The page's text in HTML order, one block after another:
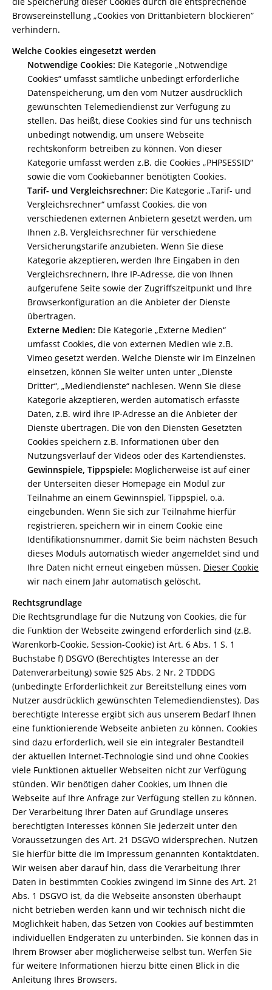
Browsereinstellung „Cookies von Drittanbietern blockieren”
verhindern.
Welche Cookies eingesetzt werden
Notwendige Cookies: Die Kategorie „Notwendige
Cookies“ umfasst sämtliche unbedingt erforderliche
Datenspeicherung, um den vom Nutzer ausdrücklich
gewünschten Telemediendienst zur Verfügung zu
stellen. Das heißt, diese Cookies sind für uns technisch
unbedingt notwendig, um unsere Webseite
rechtskonform betreiben zu können. Von dieser
Kategorie umfasst werden z.B. die Cookies „PHPSESSID“
sowie die vom Cookiebanner benötigten Cookies.
Tarif- und Vergleichsrechner: Die Kategorie „Tarif- und
Vergleichsrechner“ umfasst Cookies, die von
verschiedenen externen Anbietern gesetzt werden, um
Ihnen z.B. Vergleichsrechner für verschiedene
Versicherungstarife anzubieten. Wenn Sie diese
Kategorie akzeptieren, werden Ihre Eingaben in den
Vergleichsrechnern, Ihre IP-Adresse, die von Ihnen
aufgerufene Seite sowie der Zugriffszeitpunkt und Ihre
Browserkonfiguration an die Anbieter der Dienste
übertragen.
Externe Medien: Die Kategorie „Externe Medien“
umfasst Cookies, die von externen Medien wie z.B.
Vimeo gesetzt werden. Welche Dienste wir im Einzelnen
einsetzen, können Sie weiter unten unter „Dienste
Dritter“, „Mediendienste“ nachlesen. Wenn Sie diese
Kategorie akzeptieren, werden automatisch erfasste
Daten, z.B. wird ihre IP-Adresse an die Anbieter der
Dienste übertragen. Die von den Diensten Gesetzten
Cookies speichern z.B. Informationen über den
Nutzungsverlauf der Videos oder des Kartendienstes.
Gewinnspiele, Tippspiele: Möglicherweise ist auf einer
der Unterseiten dieser Homepage ein Modul zur
Teilnahme an einem Gewinnspiel, Tippspiel, o.ä.
eingebunden. Wenn Sie sich zur Teilnahme hierfür
registrieren, speichern wir in einem Cookie eine
Identifikationsnummer, damit Sie beim nächsten Besuch
dieses Moduls automatisch wieder angemeldet sind und
Ihre Daten nicht erneut eingeben müssen. Dieser Cookie
wir nach einem Jahr automatisch gelöscht.
Rechtsgrundlage
Die Rechtsgrundlage für die Nutzung von Cookies, die für
die Funktion der Webseite zwingend erforderlich sind (z.B.
Warenkorb-Cookie, Session-Cookie) ist Art. 6 Abs. 1 S. 1
Buchstabe f) DSGVO (Berechtigtes Interesse an der
Datenverarbeitung) sowie §25 Abs. 2 Nr. 2 TDDDG
(unbedingte Erforderlichkeit zur Bereitstellung eines vom
Nutzer ausdrücklich gewünschten Telemediendienstes). Das
berechtigte Interesse ergibt sich aus unserem Bedarf Ihnen
eine funktionierende Webseite anbieten zu können. Cookies
sind dazu erforderlich, weil sie ein integraler Bestandteil
der aktuellen Internet-Technologie sind und ohne Cookies
viele Funktionen aktueller Webseiten nicht zur Verfügung
stünden. Wir benötigen daher Cookies, um Ihnen die
Webseite auf Ihre Anfrage zur Verfügung stellen zu können.
Der Verarbeitung Ihrer Daten auf Grundlage unseres
berechtigten Interesses können Sie jederzeit unter den
Voraussetzungen des Art. 21 DSGVO widersprechen. Nutzen
Sie hierfür bitte die im Impressum genannten Kontaktdaten.
Wir weisen aber darauf hin, dass die Verarbeitung Ihrer
Daten in bestimmten Cookies zwingend im Sinne des Art. 21
Abs. 1 DSGVO ist, da die Webseite ansonsten überhaupt
nicht betrieben werden kann und wir technisch nicht die
Möglichkeit haben, das Setzen von Cookies auf bestimmten
individuellen Endgeräten zu unterbinden. Sie können das in
Ihrem Browser aber möglicherweise selbst tun. Werfen Sie
für weitere Informationen hierzu bitte einen Blick in die
Anleitung Ihres Browsers.